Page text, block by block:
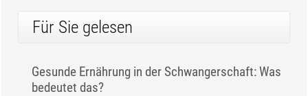
Für Sie gelesen
Gesunde Ernährung in der Schwangerschaft: Was
bedeutet das?